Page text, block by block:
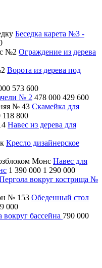
Беседка карета №3 -
Ограждение из дерева
Ворота из дерева под
573 600
№ 2 478 000 429 600
Скамейка для
118 800
Навес из дерева для
Кресло дизайнерское
Навес для
1 390 000 1 290 000
вокруг кострища №
Обеденный стол
000
вокруг бассейна 790 000